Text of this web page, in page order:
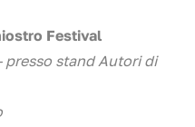
Festival
presso stand Autori di